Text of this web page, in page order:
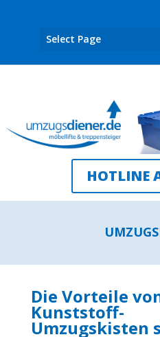
Select Page
HOTLINE
Die Vorteile
Kunststoff-
Umzugskisten